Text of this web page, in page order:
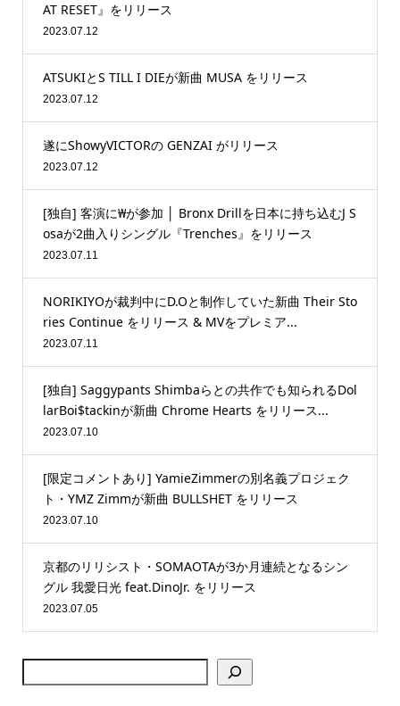
AT RESET』をリリース
2023.07.12
ATSUKIとS TILL I DIEが新曲 MUSA をリリース
2023.07.12
遂にShowyVICTORの GENZAI がリリース
2023.07.12
[独自] 客演に₩が参加 │ Bronx Drillを日本に持ち込むJ S
osaが2曲入りシングル『Trenches』をリリース
2023.07.11
NORIKIYOが裁判中にD.Oと制作していた新曲 Their Sto
ries Continue をリリース & MVをプレミア...
2023.07.11
[独自] Saggypants Shimbaらとの共作でも知られるDol
larBoi$tackinが新曲 Chrome Hearts をリリース...
2023.07.10
[限定コメントあり] YamieZimmerの別名義プロジェク
ト・YMZ Zimmが新曲 BULLSHET をリリース
2023.07.10
京都のリリシスト・SOMAOTAが3か月連続となるシン
グル 我愛日光 feat.DinoJr. をリリース
2023.07.05